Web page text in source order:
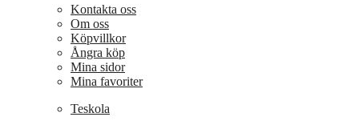
Kontakta oss
Om oss
Köpvillkor
Ångra köp
Mina sidor
Mina favoriter
Teskola